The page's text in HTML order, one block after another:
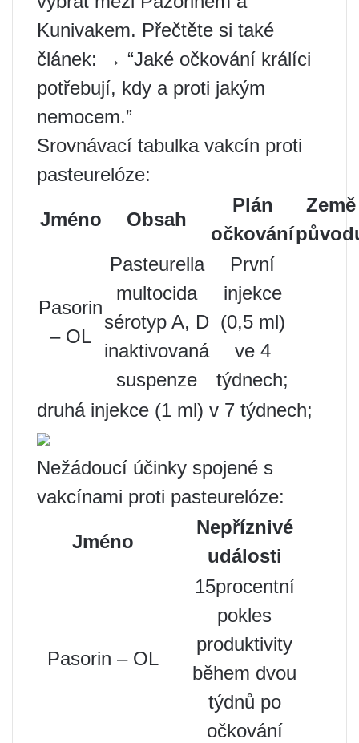
Kunivakem. Přečtěte si také
článek: → “Jaké očkování králíci
potřebují, kdy a proti jakým
nemocem.”
Srovnávací tabulka vakcín proti
pasteurelóze:
Jméno Obsah
Plán
očkování
Země
Pasorin
– OL
Pasteurella
multocida
sérotyp A, D
inaktivovaná
suspenze
První
injekce
(0,5 ml)
ve 4
týdnech;
druhá injekce (1 ml) v 7 týdnech;
Nežádoucí účinky spojené s
vakcínami proti pasteurelóze:
Jméno
Nepříznivé
události
Pasorin – OL
15procentní
pokles
produktivity
během dvou
týdnů po
očkování